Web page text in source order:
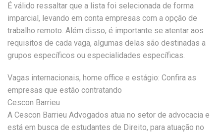
É válido ressaltar que a lista foi selecionada de forma
imparcial, levando em conta empresas com a opção de
trabalho remoto. Além disso, é importante se atentar aos
requisitos de cada vaga, algumas delas são destinadas a
grupos específicos ou especialidades específicas.
Vagas internacionais, home office e estágio: Confira as
empresas que estão contratando
Cescon Barrieu
A Cescon Barrieu Advogados atua no setor de advocacia e
está em busca de estudantes de Direito, para atuação no